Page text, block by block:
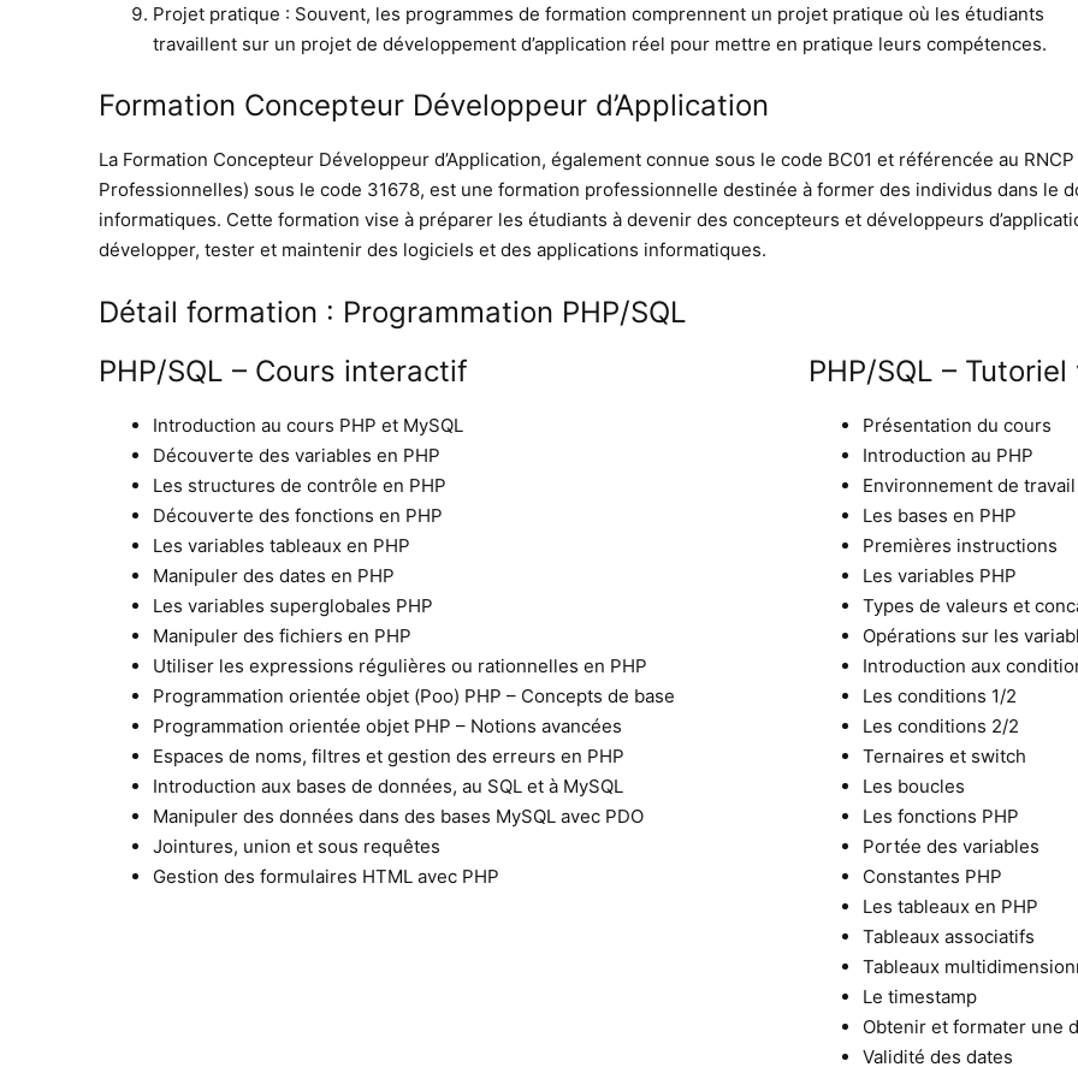
Projet pratique : Souvent, les programmes de formation comprennent un projet pratique où les étudiants
travaillent sur un projet de développement d’application réel pour mettre en pratique leurs compétences.
Formation Concepteur Développeur d’Application
La Formation Concepteur Développeur d’Application, également connue sous le code BC01 et référencée au
Professionnelles) sous le code 31678, est une formation professionnelle destinée à former des individus dans le
informatiques. Cette formation vise à préparer les étudiants à devenir des concepteurs et développeurs
développer, tester et maintenir des logiciels et des applications informatiques.
Détail formation : Programmation PHP/SQL
PHP/SQL – Cours interactif
Introduction au cours PHP et MySQL
Découverte des variables en PHP
Les structures de contrôle en PHP
Découverte des fonctions en PHP
Les variables tableaux en PHP
Manipuler des dates en PHP
Les variables superglobales PHP
Manipuler des fichiers en PHP
Utiliser les expressions régulières ou rationnelles en PHP
Programmation orientée objet (Poo) PHP – Concepts de base
Programmation orientée objet PHP – Notions avancées
Espaces de noms, filtres et gestion des erreurs en PHP
Introduction aux bases de données, au SQL et à MySQL
Manipuler des données dans des bases MySQL avec PDO
Jointures, union et sous requêtes
Gestion des formulaires HTML avec PHP
PHP/SQL – Tutoriel
Présentation du cours
Introduction au PHP
Environnement de travail
Les bases en PHP
Premières instructions
Les variables PHP
Types de valeurs et
Opérations sur les
Introduction aux
Les conditions 1/2
Les conditions 2/2
Ternaires et switch
Les boucles
Les fonctions PHP
Portée des variables
Constantes PHP
Les tableaux en PHP
Tableaux associatifs
Tableaux
Le timestamp
Obtenir et formater une
Validité des dates